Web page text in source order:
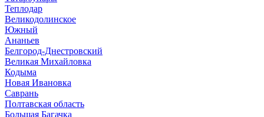
Теплодар
Великодолинское
Южный
Ананьев
Белгород-Днестровский
Великая Михайловка
Кодыма
Новая Ивановка
Саврань
Полтавская область
Большая Багачка